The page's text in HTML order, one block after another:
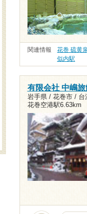
関連情報 花巻 硫黄
似内駅
有限会社 中嶋旅
岩手県 / 花巻市 / 台
花巻空港駅6.63km